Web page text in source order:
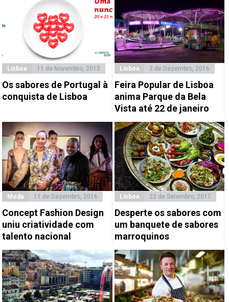
Lisboa 11 de Novembro, 2015
Os sabores de Portugal à
conquista de Lisboa
Lisboa 3 de Dezembro, 2016
Feira Popular de Lisboa
anima Parque da Bela
Vista até 22 de janeiro
Moda 11 de Dezembro, 2016
Concept Fashion Design
uniu criatividade com
talento nacional
Lisboa 22 de Setembro, 2017
Desperte os sabores com
um banquete de sabores
marroquinos